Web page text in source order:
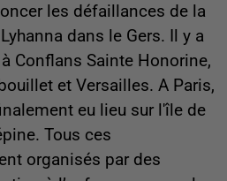
les défaillances de la
dans le Gers. Il y a
Conflans Sainte Honorine,
et Versailles. A Paris,
eu lieu sur l'île de
Tous ces
organisés par des